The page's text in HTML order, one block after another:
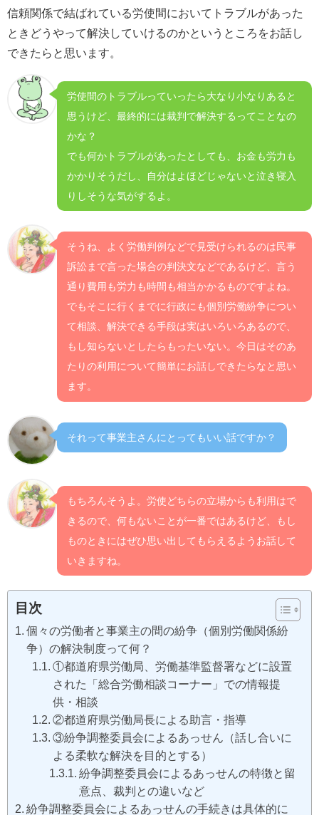
信頼関係で結ばれている労使間においてトラブルがあった
ときどうやって解決していけるのかというところをお話し
できたらと思います。
労使間のトラブルっていったら大なり小なりあると
思うけど、最終的には裁判で解決するってことなの
かな？
でも何かトラブルがあったとしても、お金も労力も
かかりそうだし、自分はよほどじゃないと泣き寝入
りしそうな気がするよ。
そうね、よく労働判例などで見受けられるのは民事
訴訟まで言った場合の判決文などであるけど、言う
通り費用も労力も時間も相当かかるものですよね。
でもそこに行くまでに行政にも個別労働紛争につい
て相談、解決できる手段は実はいろいろあるので、
もし知らないとしたらもったいない。今日はそのあ
たりの利用について簡単にお話しできたらなと思い
ます。
それって事業主さんにとってもいい話ですか？
もちろんそうよ。労使どちらの立場からも利用はで
きるので、何もないことが一番ではあるけど、もし
ものときにはぜひ思い出してもらえるようお話して
いきますね。
目次
個々の労働者と事業主の間の紛争（個別労働関係紛
争）の解決制度って何？
①都道府県労働局、労働基準監督署などに設置
された「総合労働相談コーナー」での情報提
供・相談
②都道府県労働局長による助言・指導
③紛争調整委員会によるあっせん（話し合いに
よる柔軟な解決を目的とする）
紛争調整委員会によるあっせんの特徴と留
意点、裁判との違いなど
紛争調整委員会によるあっせんの手続きは具体的に